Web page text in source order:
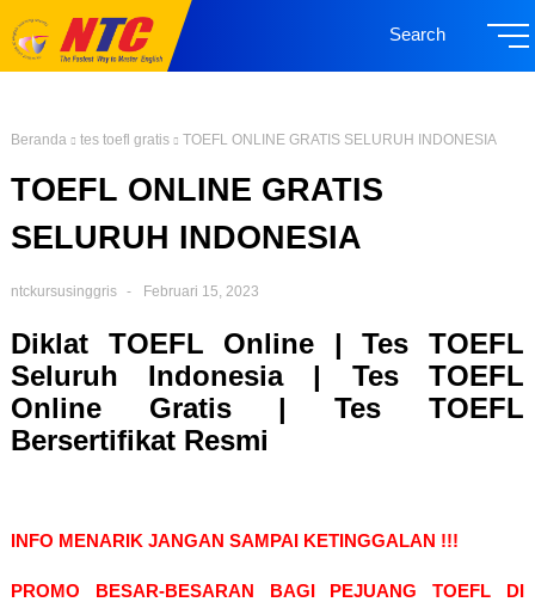
Search
Beranda tes toefl gratis TOEFL ONLINE GRATIS SELURUH INDONESIA
TOEFL ONLINE GRATIS
SELURUH INDONESIA
ntckursusinggris Februari 15, 2023
Diklat TOEFL Online | Tes TOEFL
Seluruh Indonesia | Tes TOEFL
Online Gratis | Tes TOEFL
Bersertifikat Resmi
INFO MENARIK JANGAN SAMPAI KETINGGALAN !!!
PROMO BESAR-BESARAN BAGI PEJUANG TOEFL DI